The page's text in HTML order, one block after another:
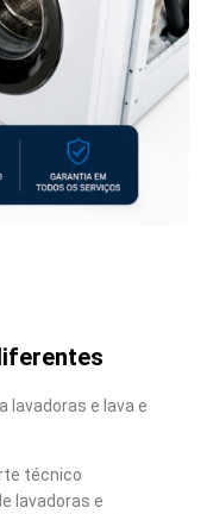
lavadoras e lava e
técnico
lavadoras e